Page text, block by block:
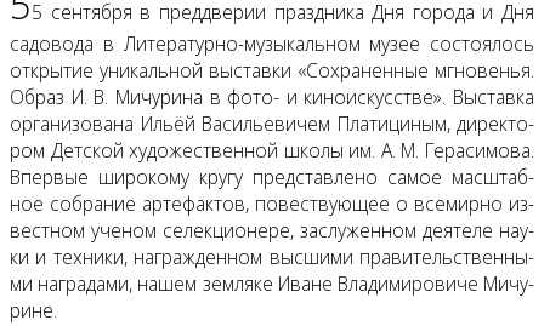
5 сен­тяб­ря в пред­две­рии празд­ни­ка Дня го­ро­да и Дня
са­до­во­да в Ли­те­ра­тур­но-му­зы­каль­ном му­зее со­сто­я­лось
от­кры­тие уни­каль­ной вы­став­ки «Со­хра­нен­ные мгно­ве­нья.
Об­раз И. В. Ми­чу­ри­на в фо­то- и ки­но­ис­кус­стве». Вы­став­ка
ор­га­ни­зо­ва­на Ильёй Ва­си­лье­ви­чем Пла­ти­ци­ным, ди­рек­то­
ром Дет­ской ху­до­же­ствен­ной шко­лы им. А. М. Ге­ра­си­мо­ва.
Впер­вые ши­ро­ко­му кру­гу пред­став­ле­но са­мое мас­штаб­
ное со­бра­ние ар­те­фак­тов, по­вест­ву­ю­щее о все­мир­но из­
вест­ном уче­ном се­лек­ци­о­не­ре, за­слу­жен­ном де­я­те­ле на­у­
ки и тех­ни­ки, на­граж­ден­ном выс­ши­ми пра­ви­тель­ствен­ны­
ми на­гра­да­ми, на­шем зем­ля­ке Иване Вла­ди­ми­ро­ви­че Ми­чу­
рине.